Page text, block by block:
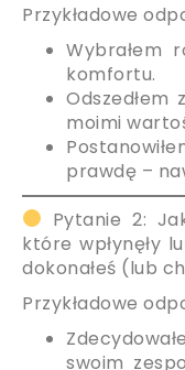
Przykładowe
Wybrałem
komfortu.
Odszedłem
moimi
prawdę –
Pytanie 2:
które wpłynęły
dokonałeś (lub
Przykładowe
swoim